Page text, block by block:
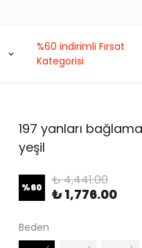
%60 indirimli Fırsat
Kategorisi
197 yanları
yeşil
%60 ₺ 4,441.00
₺ 1,776.00
Beden